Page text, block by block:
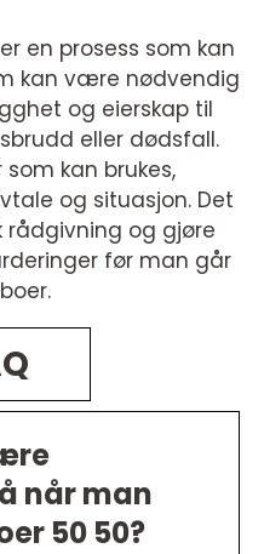
en prosess som kan
kan være nødvendig
og eierskap til
eller dødsfall.
kan brukes,
og situasjon. Det
rådgivning og gjøre
før man går
når man
50 50?